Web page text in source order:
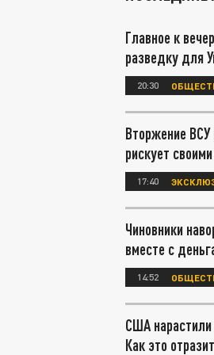
Главное к
разведку для
20:30
Вторжение ВСУ
рискует
17:40
Чиновники
вместе с
14:52
США
Как это